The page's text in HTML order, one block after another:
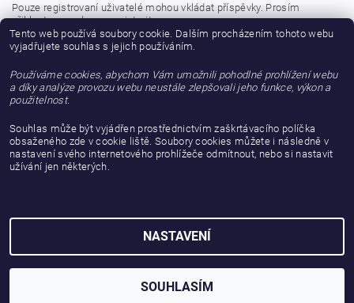
Pouze registrovaní uživatelé mohou vkládat příspěvky. Prosím
přihlaste senebo seregistrujte.
Buďte první, kdo napíše příspěvek k této položce.
Přidat hodnocení
2026 © gattanera.com, všechna práva vyhrazena
Vytvořil Shoptet
Tento web používá soubory cookie. Dalším procházením tohoto webu
vyjadřujete souhlas s jejich používáním.
Používáme cookies, abychom Vám umožnili pohodlné prohlížení webu
a díky analýze provozu webu neustále zlepšovali jeho funkce, výkon a
použitelnost.
Souhlas může být vyjádřen prostřednictvím zaškrtávacího políčka
obsaženého zde v cookie liště. Soubory cookies můžete i následně v
nastavení svého internetového prohlížeče odmítnout, nebo si nastavit
užívání jen některých.
NASTAVENÍ
SOUHLASÍM